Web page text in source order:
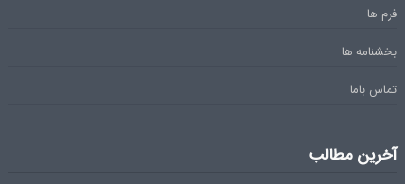
فرم ها
بخشنامه ها
تماس باما
آخرین مطالب